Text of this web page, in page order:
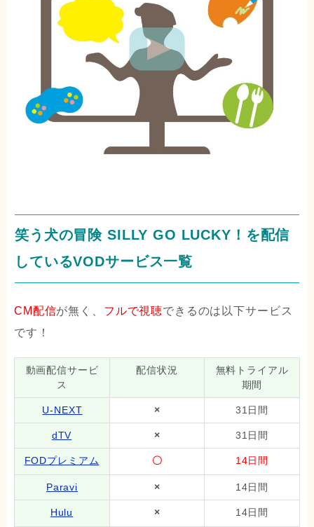
笑う犬の冒険 SILLY GO LUCKY！を配信
しているVODサービス一覧
CM配信が無く、 フルで視聴できるのは以下サービス
です！
動画配信サービ
ス
配信状況
無料トライアル
期間
U-NEXT × 31日間
dTV × 31日間
FODプレミアム 〇 14日間
Paravi × 14日間
Hulu × 14日間